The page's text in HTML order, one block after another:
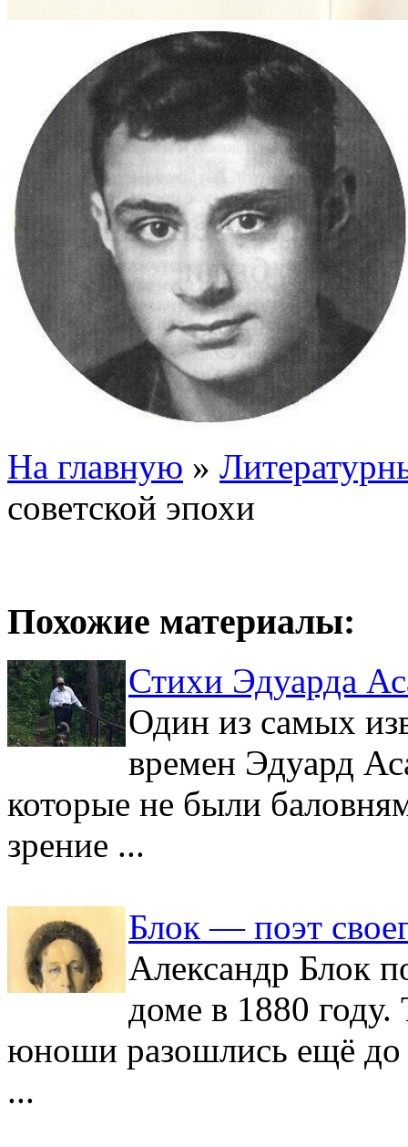
На главную »
советской эпохи
Похожие материалы:
Стихи Эдуарда
Один из самых
времен Эдуард
которые не были
зрение ...
Блок — поэт
Александр Блок
доме в 1880
юноши разошлись ещё до
...